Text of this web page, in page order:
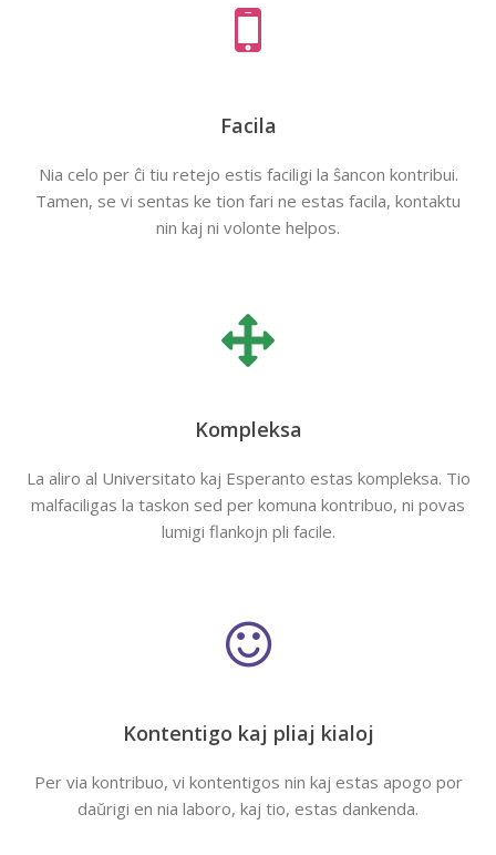
Facila
Nia celo per ĉi tiu retejo estis faciligi la ŝancon kontribui.
Tamen, se vi sentas ke tion fari ne estas facila, kontaktu
nin kaj ni volonte helpos.
Kompleksa
La aliro al Universitato kaj Esperanto estas kompleksa. Tio
malfaciligas la taskon sed per komuna kontribuo, ni povas
lumigi flankojn pli facile.
Kontentigo kaj pliaj kialoj
Per via kontribuo, vi kontentigos nin kaj estas apogo por
daŭrigi en nia laboro, kaj tio, estas dankenda.